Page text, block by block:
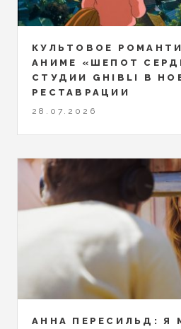
КУЛЬТОВОЕ
АНИМЕ «ШЕПОТ
СТУДИИ GHIBLI В
РЕСТАВРАЦИИ
28.07.2026
АННА ПЕРЕСИЛЬД: Я